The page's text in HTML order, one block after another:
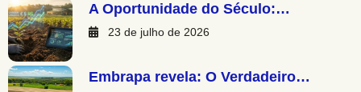
A Oportunidade do Século:…
23 de julho de 2026
Embrapa revela: O Verdadeiro…